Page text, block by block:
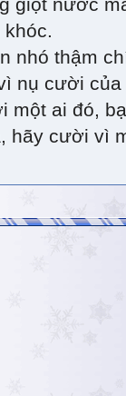
nhó thậm
nụ cười
một ai đó,
hãy cười vì